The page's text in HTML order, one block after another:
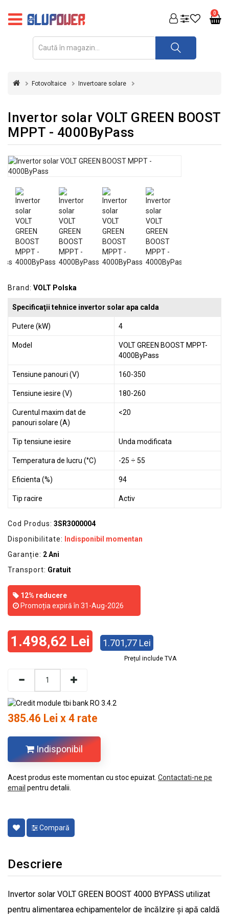
0
FOTOVOLTAICE
REDRESOARE
INVERTOARE
&
STABILIZATOARE
TENSIUNE
CASA
GRADINA
SCULE
SI
ECHIPAMENTE
DE
Fotovoltaice Invertoare solare
Invertor solar VOLT GREEN BOOST
MPPT - 4000ByPass
Brand: VOLT Polska
Specificaţii tehnice invertor solar apa calda
Putere (kW) 4
Model
VOLT GREEN BOOST MPPT-
4000ByPass
Tensiune panouri (V) 160-350
Tensiune iesire (V) 180-260
Curentul maxim dat de
panouri solare (A)
<20
Tip tensiune iesire Unda modificata
Temperatura de lucru (°C) -25 ÷ 55
Eficienta (%) 94
Tip racire Activ
Cod Produs: 3SR3000004
Disponibilitate:
Indisponibil momentan
Garanție: 2 Ani
Transport: Gratuit
12% reducere
Promoția expiră în 31-Aug-2026
1.498,62 Lei 1.701,77 Lei
Prețul include TVA
385.46 Lei x 4 rate
Indisponibil
Acest produs este momentan cu stoc epuizat. Contactati-ne pe
email pentru detalii.
Compară
Descriere
Invertor solar VOLT GREEN BOOST 4000 BYPASS utilizat
pentru alimentarea echipamentelor de încălzire și apă caldă